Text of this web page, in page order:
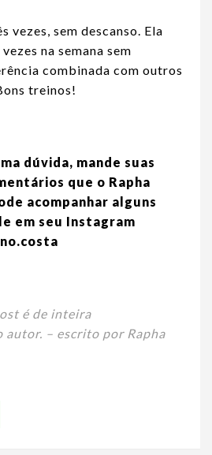
vezes, sem descanso. Ela
na semana sem
combinada com outros
treinos!
dúvida, mande suas
que o Rapha
acompanhar alguns
em seu Instagram
é de inteira
autor. – escrito por Rapha